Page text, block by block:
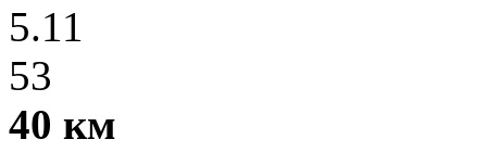
5.11
53
40 км